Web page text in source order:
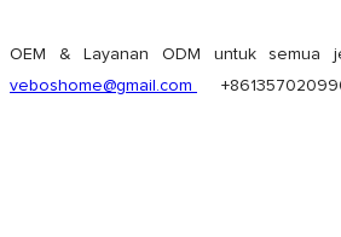
OEM & Layanan ODM untuk
veboshome@gmail.com